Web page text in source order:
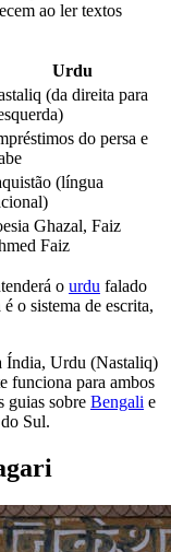
ao ler textos
Urdu
(da direita para
do persa e
(língua
Ghazal, Faiz
Faiz
o urdu falado
o sistema de escrita,
Índia, Urdu (Nastaliq)
funciona para ambos
guias sobre Bengali e
Sul.